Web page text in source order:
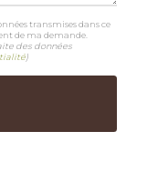
transmises dans ce
de ma demande.
des données
)